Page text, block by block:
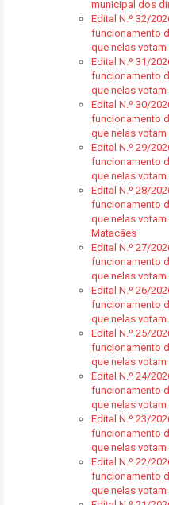
municipal dos
Edital N.º 32/
funcionamento
que nelas votam
Edital N.º 31/
funcionamento
que nelas votam
Edital N.º 30/
funcionamento
que nelas
Edital N.º 29/
funcionamento
que nelas
Edital N.º 28/
funcionamento
que nelas votam
Matacães
Edital N.º 27/
funcionamento
que nelas
Edital N.º 26/
funcionamento
que nelas votam
Edital N.º 25/
funcionamento
que nelas votam
Edital N.º 24/
funcionamento
que nelas votam
Edital N.º 23/
funcionamento
que nelas votam
Edital N.º 22/
funcionamento
que nelas votam